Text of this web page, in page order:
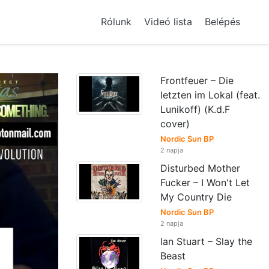
Rólunk Videó lista Belépés
Frontfeuer – Die
letzten im Lokal (feat.
Lunikoff) (K.d.F
cover)
Nordic Sun BP
2 napja
Disturbed Mother
Fucker – I Won't Let
My Country Die
Nordic Sun BP
2 napja
Ian Stuart – Slay the
Beast